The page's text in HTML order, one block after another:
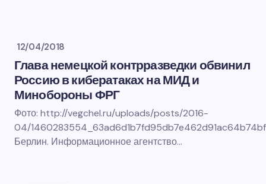
12/04/2018
Глава немецкой контрразведки обвинил
Россию в кибератаках на МИД и
Минобороны ФРГ
Фото: http://vegchel.ru/uploads/posts/2016-
04/
Берлин. Информационное агентство…